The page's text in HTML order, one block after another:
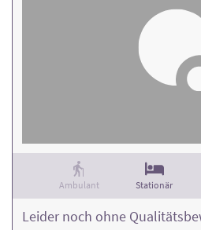
Ambulant Stationär
Leider noch ohne